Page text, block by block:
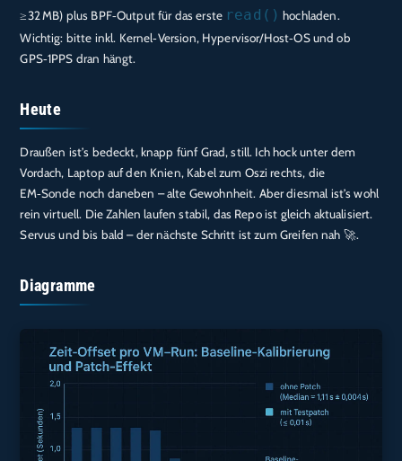
≥32 MB) plus BPF‑Output für das erste read() hochladen.
Wichtig: bitte inkl. Kernel‑Version, Hypervisor/Host‑OS und ob
GPS‑1PPS dran hängt.
Heute
Draußen ist’s bedeckt, knapp fünf Grad, still. Ich hock unter dem
Vordach, Laptop auf den Knien, Kabel zum Oszi rechts, die
EM‑Sonde noch daneben – alte Gewohnheit. Aber diesmal ist’s wohl
rein virtuell. Die Zahlen laufen stabil, das Repo ist gleich aktualisiert.
Servus und bis bald – der nächste Schritt ist zum Greifen nah 🚀.
Diagramme